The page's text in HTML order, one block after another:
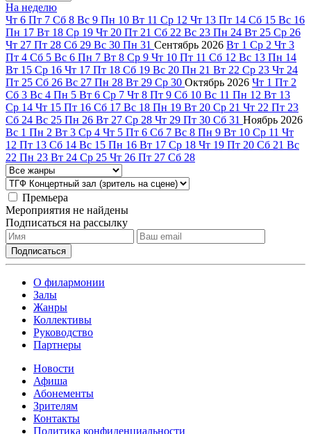
На неделю
Чт 6 Пт 7 Сб 8 Вс 9 Пн 10 Вт 11 Ср 12 Чт 13 Пт 14 Сб 15 Вс 16
Пн 17 Вт 18 Ср 19 Чт 20 Пт 21 Сб 22 Вс 23 Пн 24 Вт 25 Ср 26
Чт 27 Пт 28 Сб 29 Вс 30 Пн 31 Сентябрь 2026 Вт 1 Ср 2 Чт 3
Пт 4 Сб 5 Вс 6 Пн 7 Вт 8 Ср 9 Чт 10 Пт 11 Сб 12 Вс 13 Пн 14
Вт 15 Ср 16 Чт 17 Пт 18 Сб 19 Вс 20 Пн 21 Вт 22 Ср 23 Чт 24
Пт 25 Сб 26 Вс 27 Пн 28 Вт 29 Ср 30 Октябрь 2026 Чт 1 Пт 2
Сб 3 Вс 4 Пн 5 Вт 6 Ср 7 Чт 8 Пт 9 Сб 10 Вс 11 Пн 12 Вт 13
Ср 14 Чт 15 Пт 16 Сб 17 Вс 18 Пн 19 Вт 20 Ср 21 Чт 22 Пт 23
Сб 24 Вс 25 Пн 26 Вт 27 Ср 28 Чт 29 Пт 30 Сб 31 Ноябрь 2026
Вс 1 Пн 2 Вт 3 Ср 4 Чт 5 Пт 6 Сб 7 Вс 8 Пн 9 Вт 10 Ср 11 Чт
12 Пт 13 Сб 14 Вс 15 Пн 16 Вт 17 Ср 18 Чт 19 Пт 20 Сб 21 Вс
22 Пн 23 Вт 24 Ср 25 Чт 26 Пт 27 Сб 28
Премьера
Мероприятия не найдены
Подписаться на рассылку
О филармонии
Залы
Жанры
Коллективы
Руководство
Партнеры
Новости
Афиша
Абонементы
Зрителям
Контакты
Политика конфиденциальности